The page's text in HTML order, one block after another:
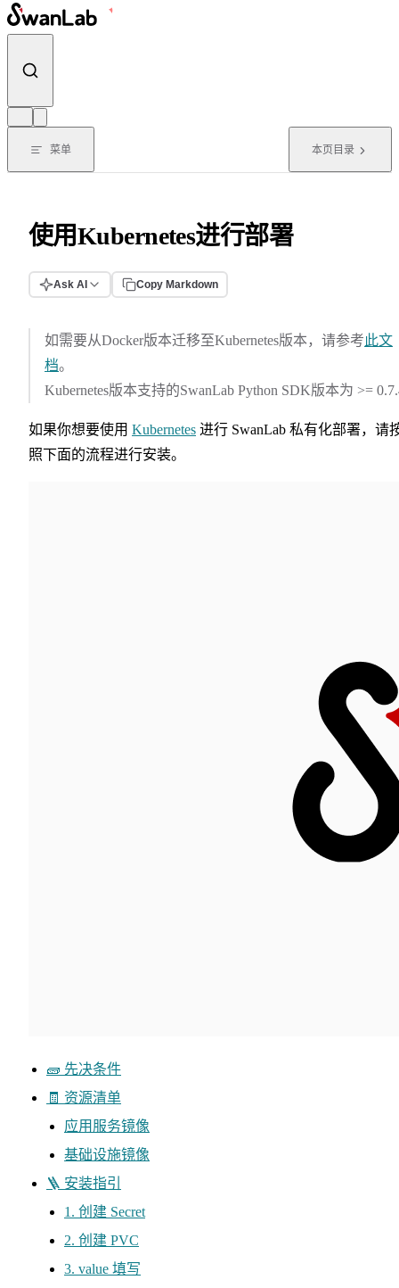
跳转到内容
菜单 本页目录
使用Kubernetes进行部署
Ask AI Copy Markdown
如需要从Docker版本迁移至Kubernetes版本，请参考此文
档。
Kubernetes版本支持的SwanLab Python SDK版本为 >=
如果你想要使用 Kubernetes 进行 SwanLab 私有化部署，请
照下面的流程进行安装。
🧱 先决条件
🧾 资源清单
应用服务镜像
基础设施镜像
🪜 安装指引
1. 创建 Secret
2. 创建 PVC
3. value 填写